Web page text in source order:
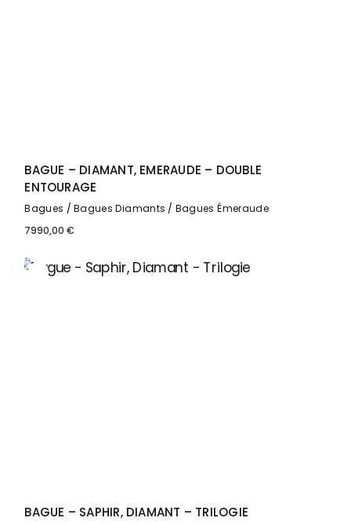
BAGUE – DIAMANT, EMERAUDE – DOUBLE
ENTOURAGE
Bagues Bagues Diamants
Bagues Émeraude
7990,00€
BAGUE – SAPHIR, DIAMANT – TRILOGIE